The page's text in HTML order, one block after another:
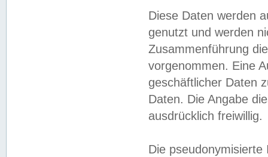
Diese Daten werden
genutzt und werden
Zusammenführung
vorgenommen. Eine
geschäftlicher Daten
Daten. Die Angabe
ausdrücklich freiwillig.
Die